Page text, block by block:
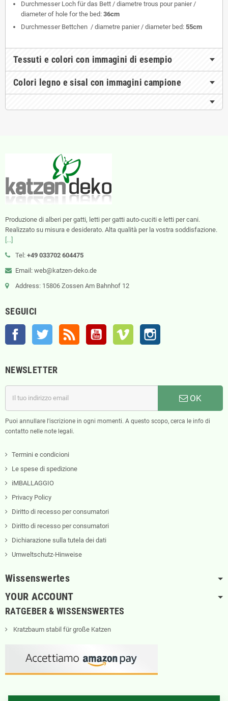
Durchmesser Loch für das Bett / diametre trous pour panier /
diameter of hole for the bed: 36cm
Durchmesser Bettchen / diametre panier / diameter bed: 55cm
Tessuti e colori con immagini di esempio
Colori legno e sisal con immagini campione
Produzione di alberi per gatti, letti per gatti auto-cuciti e letti per cani.
Realizzato su misura e desiderato. Alta qualità per la vostra soddisfazione.
[...]
Tel: +49 033702 604475
Email: web@katzen-deko.de
Address: 15806 Zossen Am Bahnhof 12
SEGUICI
Facebook Twitter YouTube Vimeo
NEWSLETTER
OK
Puoi annullare l'iscrizione in ogni momenti. A questo scopo, cerca le info di
contatto nelle note legali.
Termini e condicioni
Le spese di spedizione
iMBALLAGGIO
Privacy Policy
Diritto di recesso per consumatori
Diritto di recesso per consumatori
Dichiarazione sulla tutela dei dati
Umweltschutz-Hinweise
Wissenswertes
YOUR ACCOUNT
RATGEBER & WISSENSWERTES
Kratzbaum stabil für große Katzen